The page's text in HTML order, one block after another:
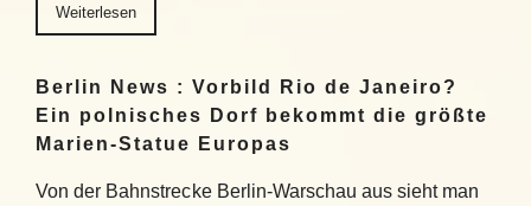
Weiterlesen
Berlin News : Vorbild Rio de Janeiro?
Ein polnisches Dorf bekommt die größte
Marien-Statue Europas
Von der Bahnstrecke Berlin-Warschau aus sieht man